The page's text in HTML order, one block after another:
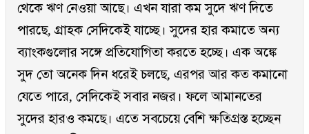
থেকে ঋণ নেওয়া আছে। এখন যারা কম সুদে ঋণ দিতে
পারছে, গ্রাহক সেদিকেই যাচ্ছে। সুদের হার কমাতে অন্য
ব্যাংকগুলোর সঙ্গে প্রতিযোগিতা করতে হচ্ছে। এক অঙ্কে
সুদ তো অনেক দিন ধরেই চলছে, এরপর আর কত কমানো
যেতে পারে, সেদিকেই সবার নজর। ফলে আমানতের
সুদের হারও কমছে। এতে সবচেয়ে বেশি ক্ষতিগ্রস্ত হচ্ছেন